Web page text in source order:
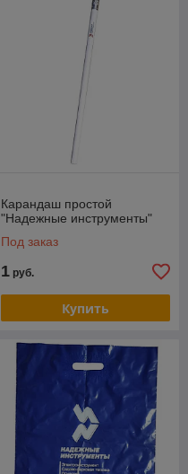
Карандаш простой
"Надежные инструменты"
Под заказ
1 руб.
Купить